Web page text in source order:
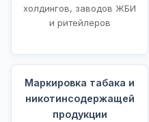
холдингов, заводов ЖБИ
и ритейлеров
Маркировка табака и
никотинсодержащей
продукции